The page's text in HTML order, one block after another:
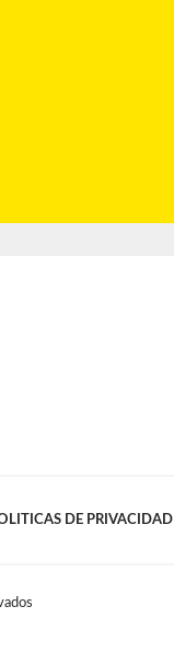
DE PRIVACIDAD